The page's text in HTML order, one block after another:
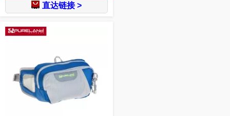
直达链接 >